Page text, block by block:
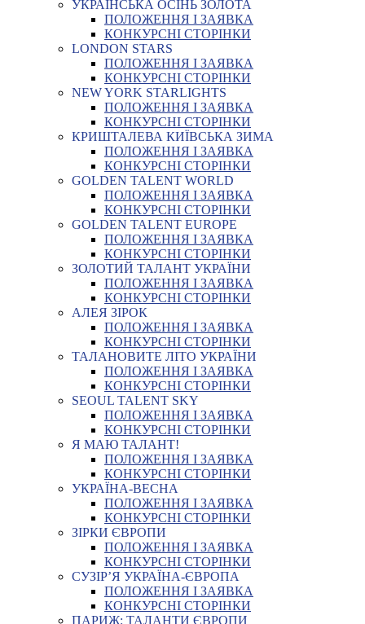
УКРАЇНСЬКА ОСІНЬ ЗОЛОТА
ПОЛОЖЕННЯ І ЗАЯВКА
КОНКУРСНІ СТОРІНКИ
LONDON STARS
ПОЛОЖЕННЯ І ЗАЯВКА
КОНКУРСНІ СТОРІНКИ
NEW YORK STARLIGHTS
ПОЛОЖЕННЯ І ЗАЯВКА
КОНКУРСНІ СТОРІНКИ
КРИШТАЛЕВА КИЇВСЬКА ЗИМА
ПОЛОЖЕННЯ І ЗАЯВКА
КОНКУРСНІ СТОРІНКИ
GOLDEN TALENT WORLD
ПОЛОЖЕННЯ І ЗАЯВКА
КОНКУРСНІ СТОРІНКИ
GOLDEN TALENT EUROPE
ПОЛОЖЕННЯ І ЗАЯВКА
КОНКУРСНІ СТОРІНКИ
ЗОЛОТИЙ ТАЛАНТ УКРАЇНИ
ПОЛОЖЕННЯ І ЗАЯВКА
КОНКУРСНІ СТОРІНКИ
АЛЕЯ ЗІРОК
ПОЛОЖЕННЯ І ЗАЯВКА
КОНКУРСНІ СТОРІНКИ
ТАЛАНОВИТЕ ЛІТО УКРАЇНИ
ПОЛОЖЕННЯ І ЗАЯВКА
КОНКУРСНІ СТОРІНКИ
SEOUL TALENT SKY
ПОЛОЖЕННЯ І ЗАЯВКА
КОНКУРСНІ СТОРІНКИ
Я МАЮ ТАЛАНТ!
ПОЛОЖЕННЯ І ЗАЯВКА
КОНКУРСНІ СТОРІНКИ
УКРАЇНА-ВЕСНА
ПОЛОЖЕННЯ І ЗАЯВКА
КОНКУРСНІ СТОРІНКИ
ЗІРКИ ЄВРОПИ
ПОЛОЖЕННЯ І ЗАЯВКА
КОНКУРСНІ СТОРІНКИ
СУЗІР’Я УКРАЇНА-ЄВРОПА
ПОЛОЖЕННЯ І ЗАЯВКА
КОНКУРСНІ СТОРІНКИ
ПАРИЖ: ТАЛАНТИ ЄВРОПИ